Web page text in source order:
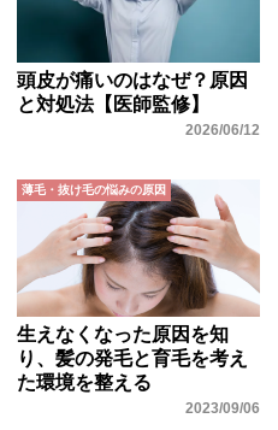
頭皮が痛いのはなぜ？原因
と対処法【医師監修】
2026/06/12
薄毛・抜け毛の悩みの原因
生えなくなった原因を知
り、髪の発毛と育毛を考え
た環境を整える
2023/09/06